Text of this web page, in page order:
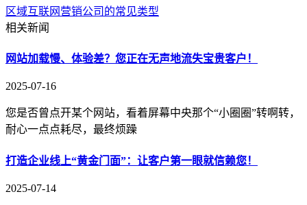
区域互联网营销公司的常见类型
相关新闻
网站加载慢、体验差？您正在无声地流失宝贵客户！
2025-07-16
您是否曾点开某个网站，看着屏幕中央那个“小圈圈”转啊转，
耐心一点点耗尽，最终烦躁
打造企业线上“黄金门面”：让客户第一眼就信赖您！
2025-07-14